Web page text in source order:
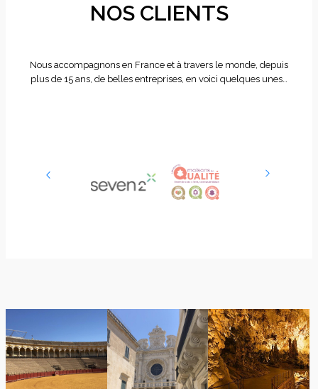
NOS CLIENTS
Nous accompagnons en France et à travers le monde, depuis
plus de 15 ans, de belles entreprises, en voici quelques unes…